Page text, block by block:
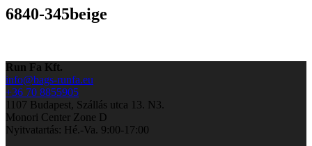
6840-345beige
Run Fa Kft.
info@bags-runfa.eu
+36 70 8855905
1107 Budapest, Szállás utca 13. N3.
Monori Center Zone D
Nyitvatartás: Hé.-Va. 9:00-17:00